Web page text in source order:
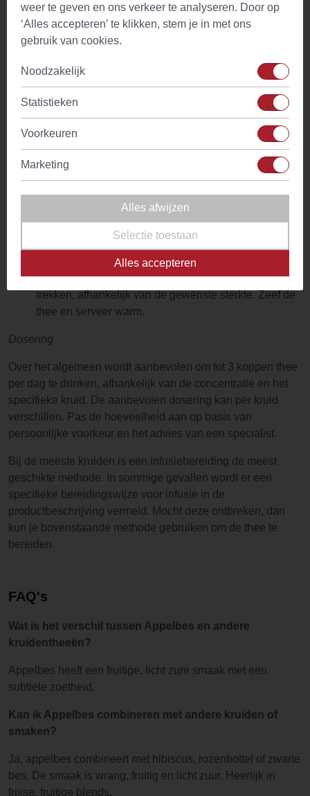
Gebruik
Medicinale kruiden kunnen hun volledige kracht en smaak
alleen tonen wanneer ze op de juiste manier worden bereid.
Daarom hebben we voor elk product een geschikte
genieten van de smaak en werking van het kruid. Voor de
meeste kruiden is infusie de ideale methode om de beste
resultaten te behalen. Hieronder vind je de bereidingswijze
methode voor het bereiden van kruidenthee.
Gebruik 1-2 theelepels gedroogde kruiden
per kop kokend water. Laat de kruiden 5-10 minuten
trekken, afhankelijk van de gewenste sterkte. Zeef de
thee en serveer warm.
Dosering
Over het algemeen wordt aanbevolen om tot 3 koppen thee
per dag te drinken, afhankelijk van de concentratie en het
specifieke kruid. De aanbevolen dosering kan per kruid
verschillen. Pas de hoeveelheid aan op basis van
persoonlijke voorkeur en het advies van een specialist.
Bij de meeste kruiden is een infusiebereiding de meest
geschikte methode. In sommige gevallen wordt er een
specifieke bereidingswijze voor infusie in de
productbeschrijving vermeld. Mocht deze ontbreken, dan
kun je bovenstaande methode gebruiken om de thee te
bereiden.
FAQ's
Wat is het verschil tussen Appelbes en andere
kruidentheeën?
Appelbes heeft een fruitige, licht zure smaak met een
subtiele zoetheid.
Kan ik Appelbes combineren met andere kruiden of
smaken?
Ja, appelbes combineert met hibiscus, rozenbottel of zwarte
bes. De smaak is wrang, fruitig en licht zuur. Heerlijk in
frisse, fruitige blends.
weer te geven en ons verkeer te analyseren. Door op
‘Alles accepteren’ te klikken, stem je in met ons
gebruik van cookies.
Noodzakelijk
Statistieken
Voorkeuren
Marketing
Alles afwijzen
Selectie toestaan
Alles accepteren